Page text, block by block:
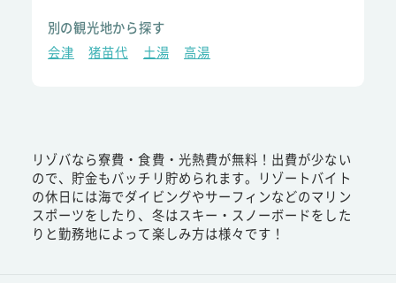
別の観光地から探す
会津
猪苗代 土湯 高湯
リゾバなら寮費・食費・光熱費が無料！出費が少ない
ので、貯金もバッチリ貯められます。リゾートバイト
の休日には海でダイビングやサーフィンなどのマリン
スポーツをしたり、冬はスキー・スノーボードをした
りと勤務地によって楽しみ方は様々です！